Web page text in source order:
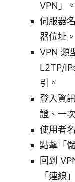
VPN」。
伺服器
器位址。
VPN 類
L2TP/
引。
登入資
證、一
使用者
點擊「
回到
「連線